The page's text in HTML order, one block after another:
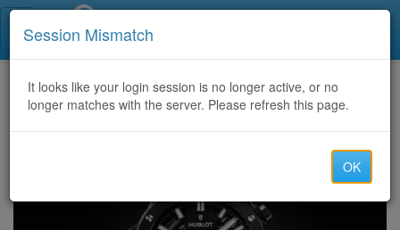
Home CategoriesDiscussion
海外怎么看世界杯中文直播？推荐 SpeedX 回国加速器
Session Mismatch
It looks like your login session is no longer active, or no
longer matches with the server. Please refresh this page.
OK